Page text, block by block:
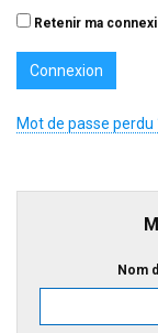
Retenir ma
Mot de passe perdu
Nom